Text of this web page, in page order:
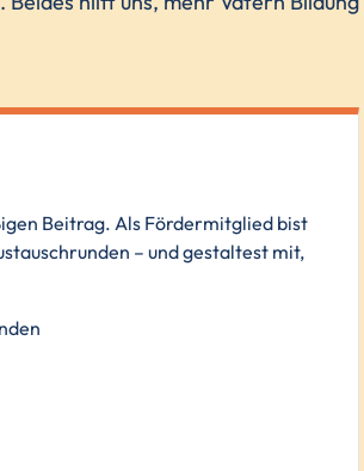
Beitrag. Als Fördermitglied bist
– und gestaltest mit,